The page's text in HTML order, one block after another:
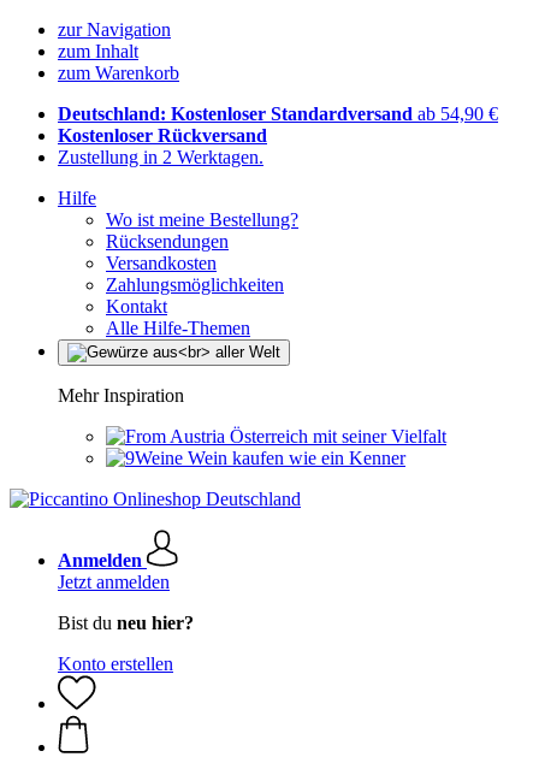
zur Navigation
zum Inhalt
zum Warenkorb
Deutschland: Kostenloser Standardversand ab 54,90 €
Kostenloser Rückversand
Zustellung in 2 Werktagen.
Hilfe
Wo ist meine Bestellung?
Rücksendungen
Versandkosten
Zahlungsmöglichkeiten
Kontakt
Alle Hilfe-Themen
Mehr Inspiration
Österreich mit seiner Vielfalt
Wein kaufen wie ein Kenner
Anmelden
Jetzt anmelden
Bist du neu hier?
Konto erstellen